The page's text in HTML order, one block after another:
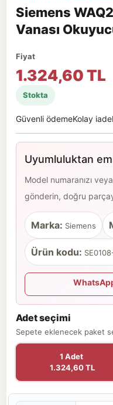
Siemens
Vanası
Fiyat
1.324,60 TL
Stokta
Güvenli ödemeKolay iade
Uyumluluktan
Model numaranızı
gönderin, doğru
Marka: Siemens
Ürün kodu:
Adet seçimi
Sepete eklenecek paket
1 Adet
1.324,60 TL